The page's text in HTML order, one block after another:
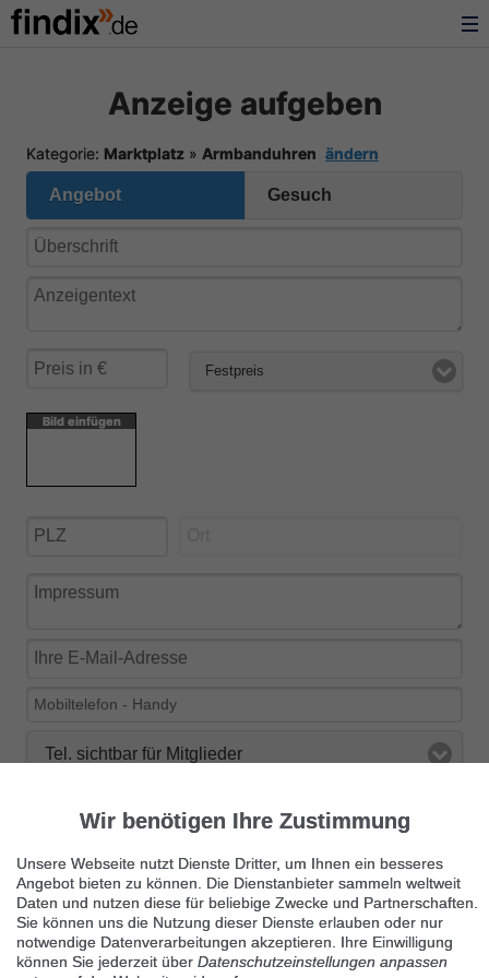
Anzeige aufgeben
Kategorie: Marktplatz » Armbanduhren ändern
Angebot Gesuch
Festpreis
Bild einfügen
Tel. sichtbar für Mitglieder
informiert werden.
Kleinanzeige veröffentlichen
Wir benötigen Ihre Zustimmung
Unsere Webseite nutzt Dienste Dritter, um Ihnen ein besseres
Angebot bieten zu können. Die Dienstanbieter sammeln weltweit
Daten und nutzen diese für beliebige Zwecke und Partnerschaften.
Sie können uns die Nutzung dieser Dienste erlauben oder nur
notwendige Datenverarbeitungen akzeptieren. Ihre Einwilligung
können Sie jederzeit über Datenschutzeinstellungen anpassen